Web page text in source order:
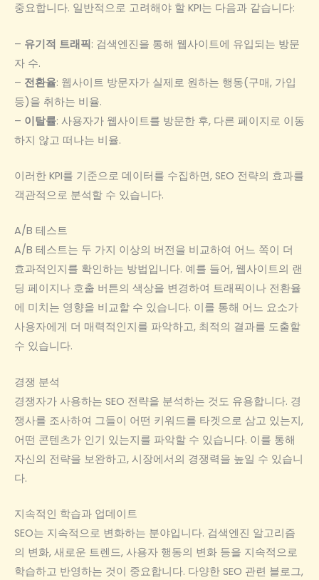
중요합니다. 일반적으로 고려해야 할 KPI는 다음과 같습니다:
– 유기적 트래픽: 검색엔진을 통해 웹사이트에 유입되는 방문
자 수.
– 전환율: 웹사이트 방문자가 실제로 원하는 행동(구매, 가입
등)을 취하는 비율.
– 이탈률: 사용자가 웹사이트를 방문한 후, 다른 페이지로 이동
하지 않고 떠나는 비율.
이러한 KPI를 기준으로 데이터를 수집하면, SEO 전략의 효과를
객관적으로 분석할 수 있습니다.
A/B 테스트
A/B 테스트는 두 가지 이상의 버전을 비교하여 어느 쪽이 더
효과적인지를 확인하는 방법입니다. 예를 들어, 웹사이트의 랜
딩 페이지나 호출 버튼의 색상을 변경하여 트래픽이나 전환율
에 미치는 영향을 비교할 수 있습니다. 이를 통해 어느 요소가
사용자에게 더 매력적인지를 파악하고, 최적의 결과를 도출할
수 있습니다.
경쟁 분석
경쟁자가 사용하는 SEO 전략을 분석하는 것도 유용합니다. 경
쟁사를 조사하여 그들이 어떤 키워드를 타겟으로 삼고 있는지,
어떤 콘텐츠가 인기 있는지를 파악할 수 있습니다. 이를 통해
자신의 전략을 보완하고, 시장에서의 경쟁력을 높일 수 있습니
다.
지속적인 학습과 업데이트
SEO는 지속적으로 변화하는 분야입니다. 검색엔진 알고리즘
의 변화, 새로운 트렌드, 사용자 행동의 변화 등을 지속적으로
학습하고 반영하는 것이 중요합니다. 다양한 SEO 관련 블로그,